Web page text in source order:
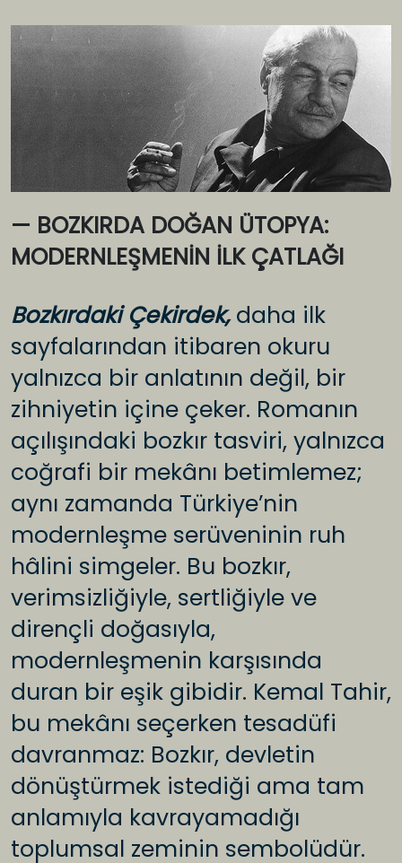
— BOZKIRDA DOĞAN ÜTOPYA:
MODERNLEŞMENİN İLK ÇATLAĞI
Bozkırdaki Çekirdek,daha ilk
sayfalarından itibaren okuru
yalnızca bir anlatının değil, bir
zihniyetin içine çeker. Romanın
açılışındaki bozkır tasviri, yalnızca
coğrafi bir mekânı betimlemez;
aynı zamanda Türkiye’nin
modernleşme serüveninin ruh
hâlini simgeler. Bu bozkır,
verimsizliğiyle, sertliğiyle ve
dirençli doğasıyla,
modernleşmenin karşısında
duran bir eşik gibidir. Kemal Tahir,
bu mekânı seçerken tesadüfi
davranmaz: Bozkır, devletin
dönüştürmek istediği ama tam
anlamıyla kavrayamadığı
toplumsal zeminin sembolüdür.